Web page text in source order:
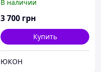
В наличии
3 700 грн
Купить
ЮКОН